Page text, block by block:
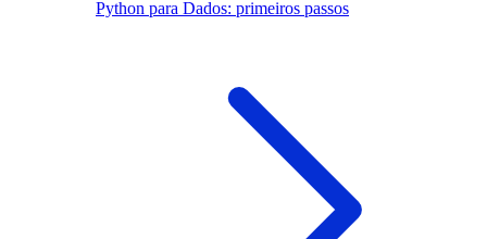
Python para Dados: primeiros passos